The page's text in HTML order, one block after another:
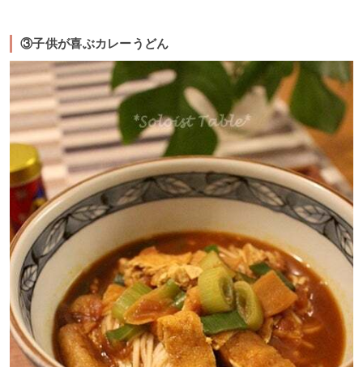
③子供が喜ぶカレーうどん